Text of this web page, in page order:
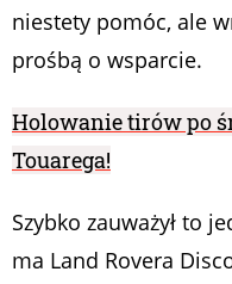
niestety pomóc, ale
prośbą o wsparcie.
Holowanie tirów po
Touarega!
Szybko zauważył to
ma Land Rovera